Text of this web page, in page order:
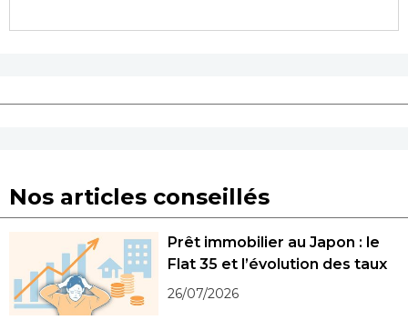
Nos articles conseillés
Prêt immobilier au Japon : le
Flat 35 et l’évolution des taux
26/07/2026